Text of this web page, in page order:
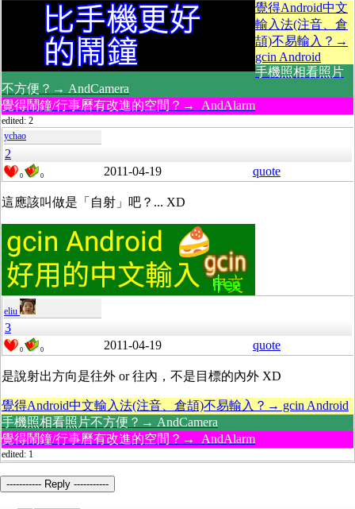
覺得Android中文
輸入法(注音、倉
頡)不易輸入？→
gcin Android
手機照相看照片
不方便？→ AndCamera
覺得鬧鐘/行事曆有改進的空間？→ AndAlarm
edited: 2
ychao
2
0 0 2011-04-19 quote
這應該叫做是「自射」吧？... XD
eliu
3
0 0 2011-04-19 quote
是說射出方向是往外 or 往內，不是目標的內外 XD
覺得Android中文輸入法(注音、倉頡)不易輸入？→ gcin Android
手機照相看照片不方便？→ AndCamera
覺得鬧鐘/行事曆有改進的空間？→ AndAlarm
edited: 1
----------- Reply -----------